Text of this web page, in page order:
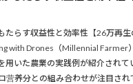
たらす収益性と効率性【26万再生
with Drones（Millennial Farmer
用いた農業の実践例が紹介されて
营养分との組み合わせが注目さ